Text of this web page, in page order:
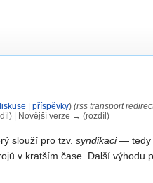
příspěvky) (rss transport
| Novější verze → (rozdíl)
slouží pro tzv. syndikaci— tedy
v kratším čase. Další